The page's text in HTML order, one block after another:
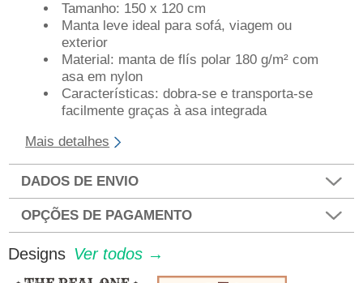
Tamanho: 150 x 120 cm
Manta leve ideal para sofá, viagem ou
exterior
Material: manta de flís polar 180 g/m² com
asa em nylon
Características: dobra-se e transporta-se
facilmente graças à asa integrada
Mais detalhes
DADOS DE ENVIO
OPÇÕES DE PAGAMENTO
Designs Ver todos →